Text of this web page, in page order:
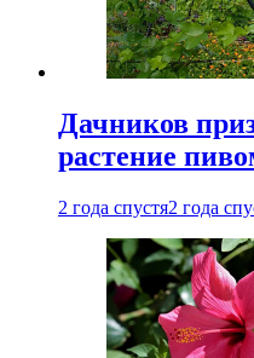
Дачников
растение
2 года спустя2 года